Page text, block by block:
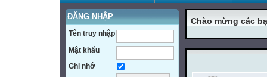
ĐĂNG NHẬP
Tên truy nhập
Mật khẩu
Ghi nhớ
Chào mừng các